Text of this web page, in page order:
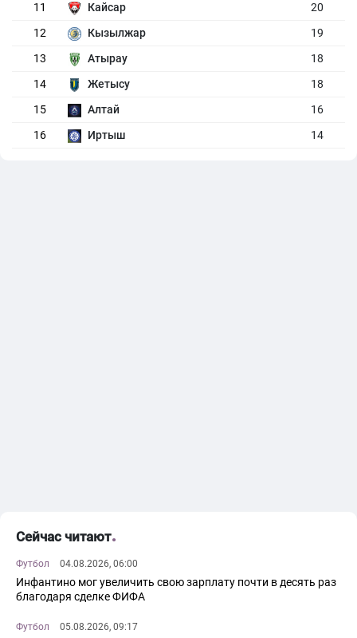
11
Кайсар
20
12
Кызылжар
19
13
Атырау
18
14
Жетысу
18
15
Алтай
16
16
Иртыш 14
Сейчас читают
Футбол 04.08.2026, 06:00
Инфантино мог увеличить свою зарплату почти в десять раз
благодаря сделке ФИФА
Футбол 05.08.2026, 09:17